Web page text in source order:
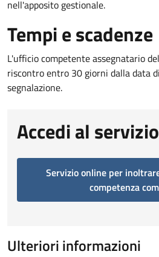
nell'apposito gestionale.
Tempi e scadenze
L'ufficio competente assegnatario
riscontro entro 30 giorni dalla data
segnalazione.
Accedi al servizio
Servizio online per
competenza
Ulteriori informazioni